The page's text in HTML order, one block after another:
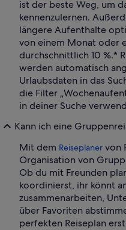
ist der beste Weg, um
kennenzulernen.
längere Aufenthalte
von einem Monat oder
durchschnittlich 10 %.*
werden automatisch
Urlaubsdaten in das
die Filter
in deiner Suche
Kann ich eine
Mit dem Reiseplaner von
Organisation von
Ob du mit Freunden
koordinierst, ihr könnt
zusammenarbeiten,
über Favoriten
perfekten Reiseplan